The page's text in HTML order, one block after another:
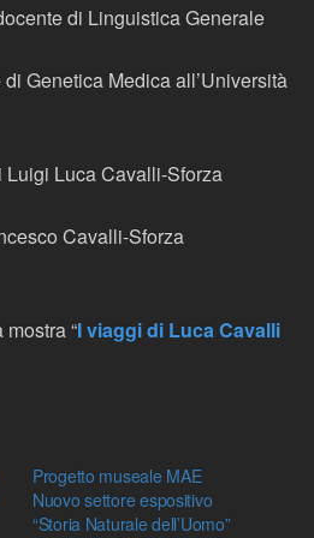
di Linguistica Generale
Genetica Medica all’Università
Luca Cavalli-Sforza
Cavalli-Sforza
“I viaggi di Luca Cavalli
Progetto museale MAE
Nuovo settore espositivo
“Storia Naturale dell’Uomo”